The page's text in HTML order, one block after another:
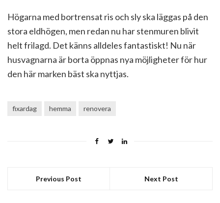
Högarna med bortrensat ris och sly ska läggas på den
stora eldhögen, men redan nu har stenmuren blivit
helt frilagd. Det känns alldeles fantastiskt! Nu när
husvagnarna är borta öppnas nya möjligheter för hur
den här marken bäst ska nyttjas.
fixardag hemma renovera
Previous Post Next Post